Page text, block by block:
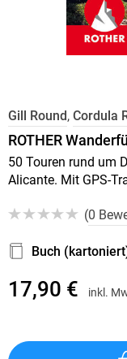
Gill Round, Cordula
ROTHER
50 Touren rund um
Alicante. Mit GPS-
(0
Buch
17,90 € inkl.